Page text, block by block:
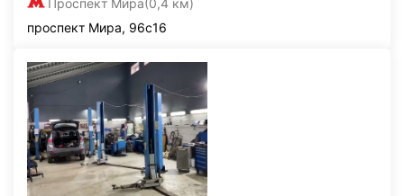
Проспект Мира(0,4 км)
проспект Мира, 96с16